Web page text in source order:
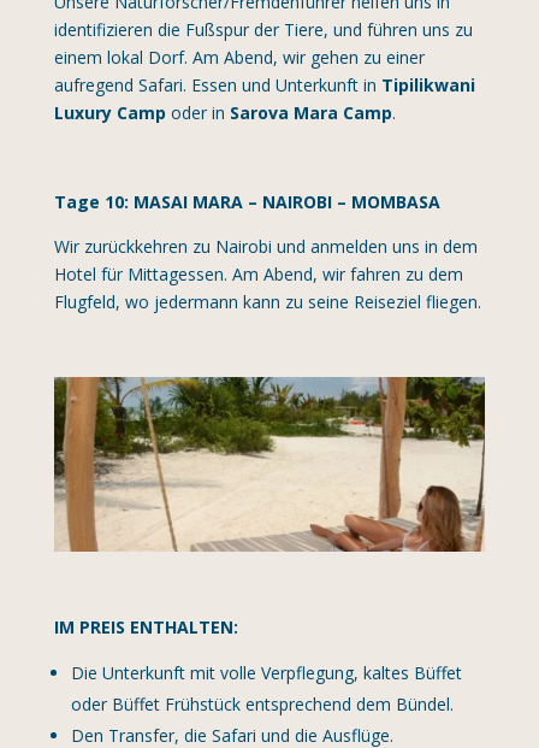
identifizieren die Fußspur der Tiere, und führen uns zu
einem lokal Dorf. Am Abend, wir gehen zu einer
aufregend Safari. Essen und Unterkunft in Tipilikwani
Luxury Camp oder in Sarova Mara Camp.
Tage 10: MASAI MARA – NAIROBI – MOMBASA
Wir zurückkehren zu Nairobi und anmelden uns in dem
Hotel für Mittagessen. Am Abend, wir fahren zu dem
Flugfeld, wo jedermann kann zu seine Reiseziel fliegen.
IM PREIS ENTHALTEN:
Die Unterkunft mit volle Verpflegung, kaltes Büffet
oder Büffet Frühstück entsprechend dem Bündel.
Den Transfer, die Safari und die Ausflüge.